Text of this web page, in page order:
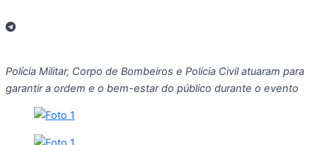
Polícia Militar, Corpo de Bombeiros e Polícia Civil atuaram para
garantir a ordem e o bem-estar do público durante o evento